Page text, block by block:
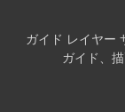
ガイド レイヤー
ガイド、